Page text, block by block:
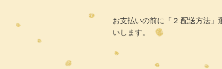
お支払いの前に「２.配送方法
いします。